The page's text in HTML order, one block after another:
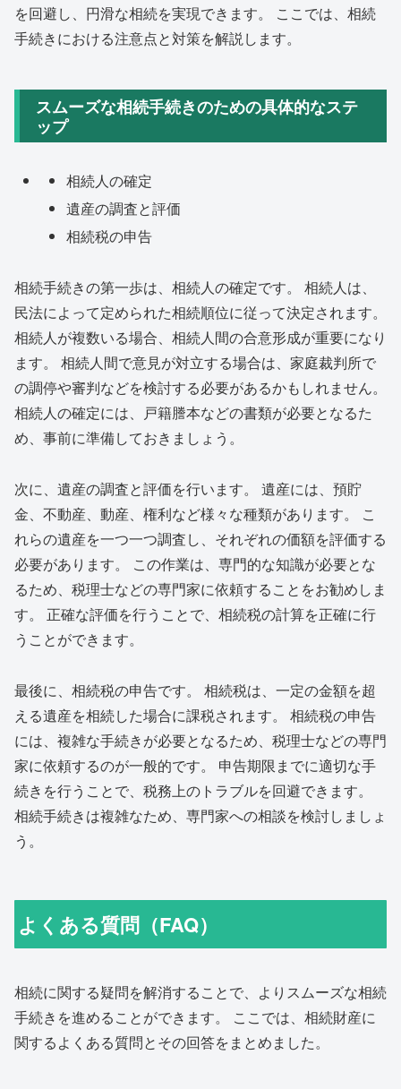
を回避し、円滑な相続を実現できます。 ここでは、相続
手続きにおける注意点と対策を解説します。
スムーズな相続手続きのための具体的なステ
ップ
相続人の確定
遺産の調査と評価
相続税の申告
相続手続きの第一歩は、相続人の確定です。 相続人は、
民法によって定められた相続順位に従って決定されます。
相続人が複数いる場合、相続人間の合意形成が重要になり
ます。 相続人間で意見が対立する場合は、家庭裁判所で
の調停や審判などを検討する必要があるかもしれません。
相続人の確定には、戸籍謄本などの書類が必要となるた
め、事前に準備しておきましょう。
次に、遺産の調査と評価を行います。 遺産には、預貯
金、不動産、動産、権利など様々な種類があります。 こ
れらの遺産を一つ一つ調査し、それぞれの価額を評価する
必要があります。 この作業は、専門的な知識が必要とな
るため、税理士などの専門家に依頼することをお勧めしま
す。 正確な評価を行うことで、相続税の計算を正確に行
うことができます。
最後に、相続税の申告です。 相続税は、一定の金額を超
える遺産を相続した場合に課税されます。 相続税の申告
には、複雑な手続きが必要となるため、税理士などの専門
家に依頼するのが一般的です。 申告期限までに適切な手
続きを行うことで、税務上のトラブルを回避できます。
相続手続きは複雑なため、専門家への相談を検討しましょ
う。
よくある質問（FAQ）
相続に関する疑問を解消することで、よりスムーズな相続
手続きを進めることができます。 ここでは、相続財産に
関するよくある質問とその回答をまとめました。